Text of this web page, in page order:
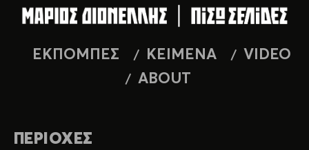
ΕΚΠΟΜΠΕΣ ΚΕΙΜΕΝΑ
VIDEO
ABOUT
ΠΕΡΙΟΧΕΣ